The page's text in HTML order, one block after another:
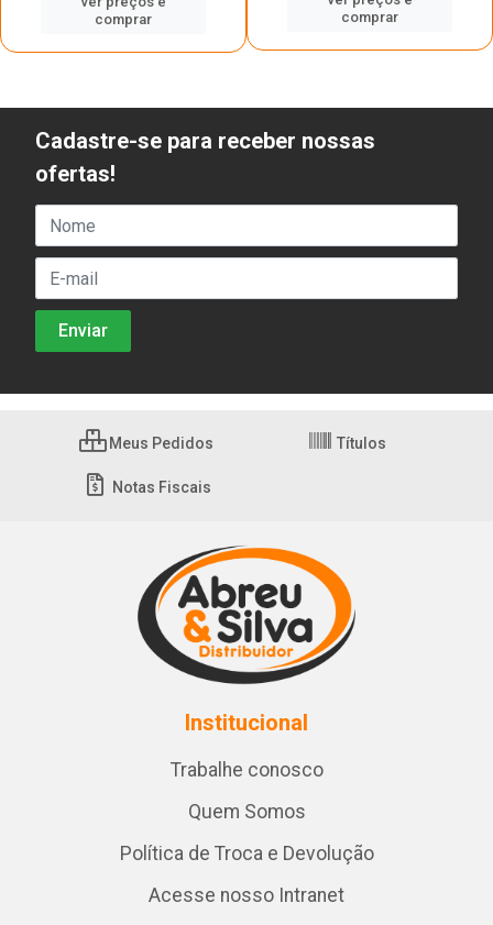
comprar
comprar
Cadastre-se para receber nossas
ofertas!
Meus Pedidos Títulos
Notas Fiscais
Institucional
Trabalhe conosco
Quem Somos
Política de Troca e Devolução
Acesse nosso Intranet